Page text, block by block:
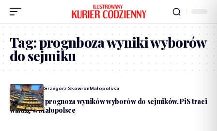
Tag:prognboza wyniki wyborów
do sejmiku
Dodane PrzezGrzegorz SkowronMałopolska
Najnowsza prognoza wyników wyborów do sejmików. PiS traci
władzę w Małopolsce